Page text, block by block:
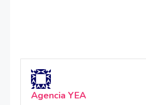
Agencia YEA